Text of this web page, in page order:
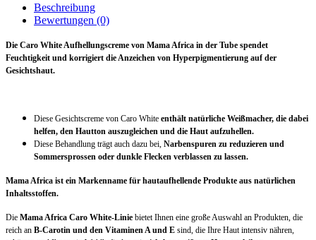
Beschreibung
Bewertungen (0)
Die Caro White Aufhellungscreme von Mama Africa in der Tube spendet
Feuchtigkeit und korrigiert die Anzeichen von Hyperpigmentierung auf der
Gesichtshaut.
Diese Gesichtscreme von Caro White enthält natürliche Weißmacher, die dabei
helfen, den Hautton auszugleichen und die Haut aufzuhellen.
Diese Behandlung trägt auch dazu bei, Narbenspuren zu reduzieren und
Sommersprossen oder dunkle Flecken verblassen zu lassen.
Mama Africa ist ein Markenname für hautaufhellende Produkte aus natürlichen
Inhaltsstoffen.
Die Mama Africa Caro White-Linie bietet Ihnen eine große Auswahl an Produkten, die
reich an B-Carotin und den Vitaminen A und E sind, die Ihre Haut intensiv nähren,